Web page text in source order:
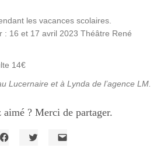
les vacances scolaires.
: 16 et 17 avril 2023 Théâtre René
14€
Lucernaire et à Lynda de l’agence LM.
aimé ? Merci de partager.